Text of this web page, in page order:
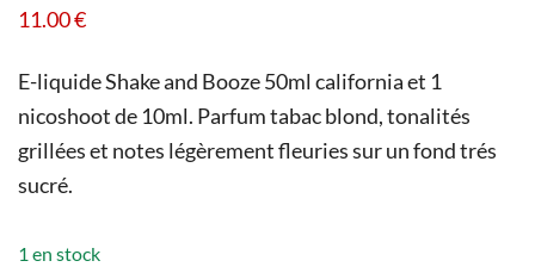
11.00€
E-liquide Shake and Booze 50ml california et 1
nicoshoot de 10ml. Parfum tabac blond, tonalités
grillées et notes légèrement fleuries sur un fond trés
sucré.
1 en stock